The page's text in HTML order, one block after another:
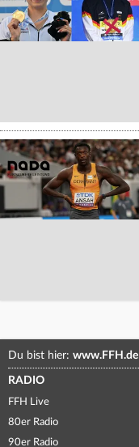
Du bist hier: www.FFH.de
RADIO
FFH Live
80er Radio
90er Radio